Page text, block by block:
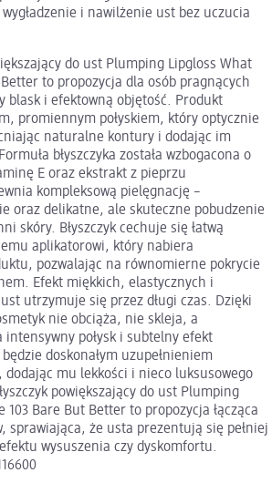
i nawilżenie ust bez uczucia
do ust Plumping Lipgloss What
Better to propozycja dla osób pragnących
blask i efektowną objętość. Produkt
promiennym połyskiem, który optycznie
naturalne kontury i dodając im
błyszczyka została wzbogacona o
E oraz ekstrakt z pieprzu
kompleksową pielęgnację –
oraz delikatne, ale skuteczne pobudzenie
skóry. Błyszczyk cechuje się łatwą
aplikatorowi, który nabiera
pozwalając na równomierne pokrycie
Efekt miękkich, elastycznych i
utrzymuje się przez długi czas. Dzięki
nie obciąża, nie skleja, a
intensywny połysk i subtelny efekt
doskonałym uzupełnieniem
mu lekkości i nieco luksusowego
powiększający do ust Plumping
103 Bare But Better to propozycja łącząca
sprawiająca, że usta prezentują się pełniej
wysuszenia czy dyskomfortu.